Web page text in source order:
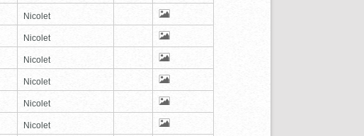
Nicolet
Nicolet
Nicolet
Nicolet
Nicolet
Nicolet